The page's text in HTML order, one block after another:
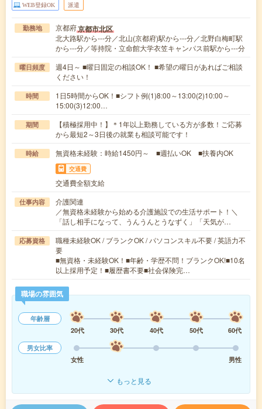
WEB登録OK 派遣
勤務地 京都府京都市北区
北大路駅から---分／北山(京都府)駅から---分／北野白梅町駅
から---分／等持院・立命館大学衣笠キャンパス前駅から---分
曜日頻度
週4日～ ■曜日固定の相談OK！ ■希望の曜日があればご相談
ください！
時間
1日5時間からOK！■シフト例(1)8:00～13:00(2)10:00～
15:00(3)12:00…
期間
【積極採用中！】＊1年以上勤務している方が多数！ご応募
から最短2～3日後の就業も相談可能です！
時給 無資格未経験：時給1450円～ ■週払いOK ■扶養内OK
交通費
交通費全額支給
仕事内容
介護関連
／無資格未経験から始める介護施設での生活サポート！＼
「話し相手になって、うんうんとうなずく」「天気が…
応募資格
職種未経験OK / ブランクOK / パソコンスキル不要 / 英語力不
要
■無資格・未経験OK！■年齢・学歴不問！ブランクOK!■10名
以上採用予定！■履歴書不要■社会保険完…
職場の雰囲気
年齢層
20代
30代 40代 50代
60代
男女比率
女性
男性
もっと見る